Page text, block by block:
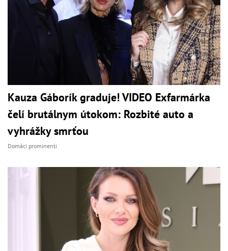
Kauza Gáborík graduje! VIDEO Exfarmárka
čelí brutálnym útokom: Rozbité auto a
vyhrážky smrťou
Domáci prominenti